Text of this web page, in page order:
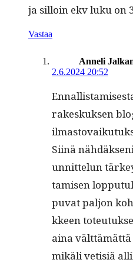
ja sil­loin ekv luku on
Vastaa
Anneli
2.6.2024 20:52
rakeskuk­sen
Siinä
un­nit­telun
tamisen
pu­vat paljon
kkeen
aina
mikäli vetisiä